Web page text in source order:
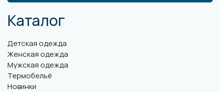
Каталог
Детская одежда
Женская одежда
Мужская одежда
Термобельё
Новинки